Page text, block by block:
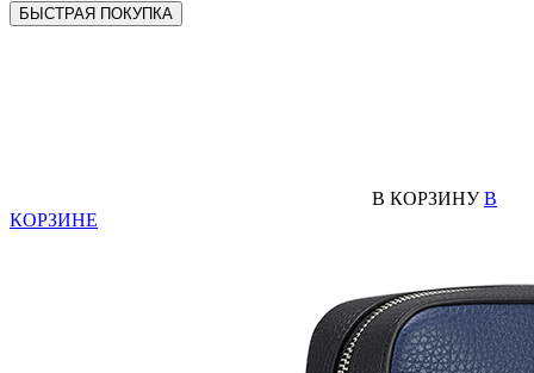
БЫСТРАЯ ПОКУПКА
В КОРЗИНУ В
КОРЗИНЕ